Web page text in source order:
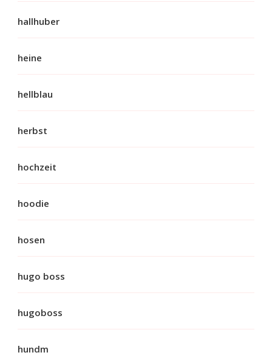
hallhuber
heine
hellblau
herbst
hochzeit
hoodie
hosen
hugo boss
hugoboss
hundm